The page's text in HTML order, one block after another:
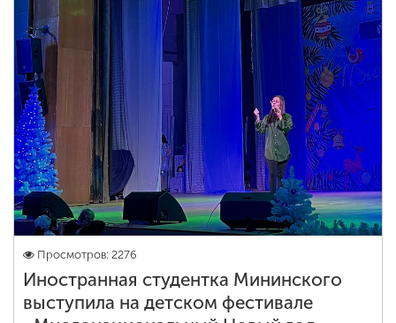
Просмотров: 2276
Иностранная студентка Мининского
выступила на детском фестивале